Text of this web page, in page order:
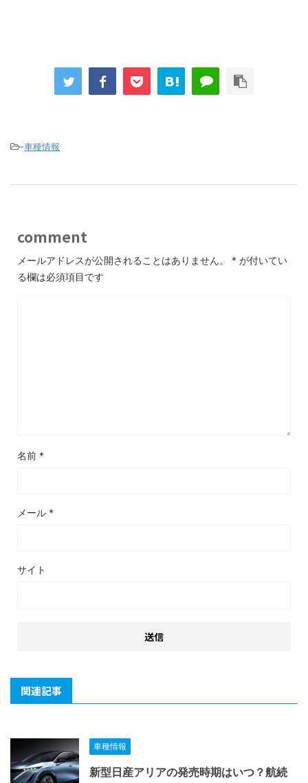
-車種情報
comment
メールアドレスが公開されることはありません。 * が付いてい
る欄は必須項目です
名前 *
メール *
サイト
関連記事
車種情報
新型日産アリアの発売時期はいつ？航続